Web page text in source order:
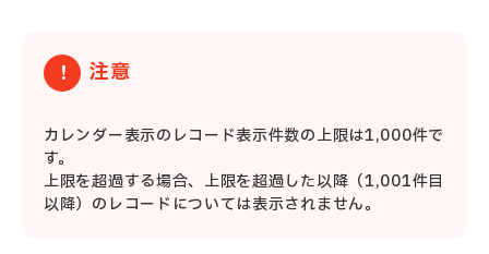
注意
カレンダー表示のレコード表示件数の上限は1,000件で
す。
上限を超過する場合、上限を超過した以降（1,001件目
以降）のレコードについては表示されません。